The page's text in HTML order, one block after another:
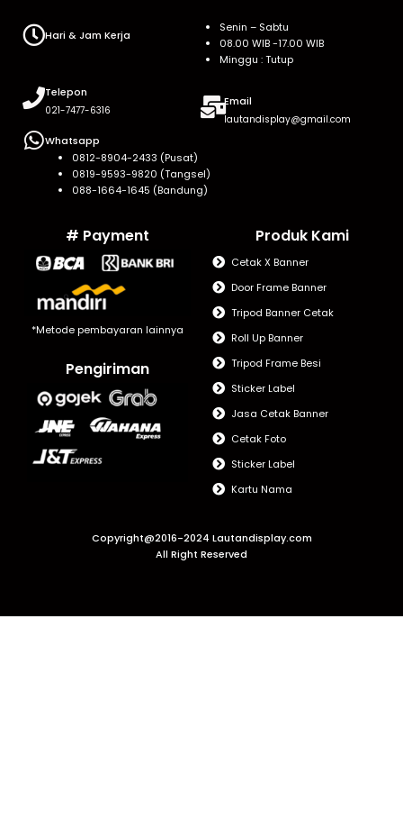
Hari & Jam Kerja
Senin – Sabtu
08.00 WIB -17.00 WIB
Minggu : Tutup
Telepon
021-7477-6316
Email
lautandisplay@gmail.com
Whatsapp
0812-8904-2433 (Pusat)
0819-9593-9820 (Tangsel)
088-1664-1645 (Bandung)
# Payment
*Metode pembayaran lainnya
Pengiriman
Produk Kami
Cetak X Banner
Door Frame Banner
Tripod Banner Cetak
Roll Up Banner
Tripod Frame Besi
Sticker Label
Jasa Cetak Banner
Cetak Foto
Sticker Label
Kartu Nama
Copyright@2016-2024 Lautandisplay.com
All Right Reserved